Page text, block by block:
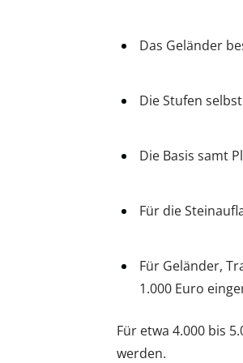
Das Geländer
Die Stufen
Die Basis samt
Für die
Für Geländer,
1.000 Euro
Für etwa 4.000 bis
werden.